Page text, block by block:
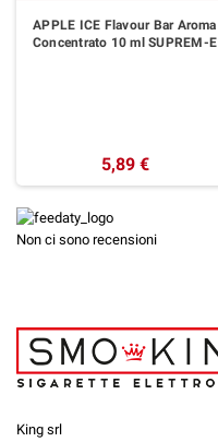
APPLE ICE Flavour Bar Aroma
Concentrato 10 ml SUPREM-E
5,89 €
Non ci sono recensioni
King srl